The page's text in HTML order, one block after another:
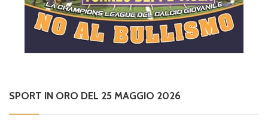
SPORT IN ORO DEL 25 MAGGIO 2026